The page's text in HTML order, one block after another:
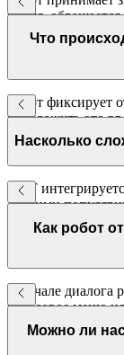
время,
слоты и
данные
Что
Робот фиксирует
предложить это
через
Насколько
МТТ
другими
доступна
Как робот
В начале диалога
голосовое меню
(жалобы,
специалиста.
Можно ли